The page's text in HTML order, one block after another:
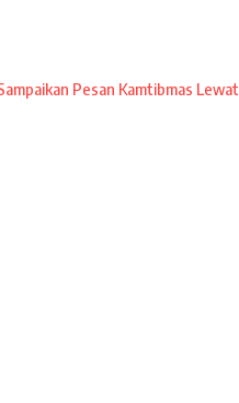
Pesan Kamtibmas Lewat